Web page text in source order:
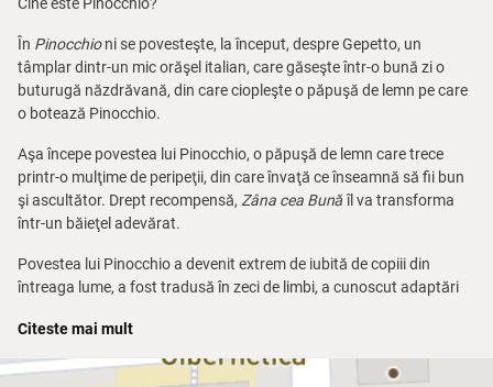
Cine este Pinocchio?
În Pinocchioni se povesteşte, la început, despre Gepetto, un
tâmplar dintr-un mic orăşel italian, care găseşte într-o bună zi o
buturugă năzdrăvană, din care ciopleşte o păpuşă de lemn pe care
o botează Pinocchio.
Aşa începe povestea lui Pinocchio, o păpuşă de lemn care trece
printr-o mulţime de peripeţii, din care învaţă ce înseamnă să fii bun
şi ascultător. Drept recompensă, Zâna cea Bună îl va transforma
într-un băieţel adevărat.
Povestea lui Pinocchio a devenit extrem de iubită de copiii din
întreaga lume, a fost tradusă în zeci de limbi, a cunoscut adaptări
ecranizări, mai ales de desene animate.
În această nouă versiune, animaţia digitală ocupă un loc important,
Citeste mai mult